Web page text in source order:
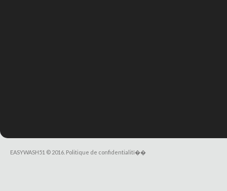
EASYWASH51 © 2016. Politique de confidentialitï��